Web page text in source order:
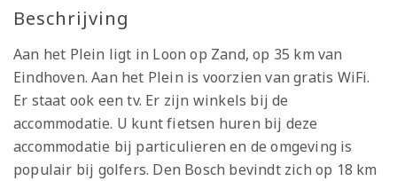
Beschrijving
Aan het Plein ligt in Loon op Zand, op 35 km van
Eindhoven. Aan het Plein is voorzien van gratis WiFi.
Er staat ook een tv. Er zijn winkels bij de
accommodatie. U kunt fietsen huren bij deze
accommodatie bij particulieren en de omgeving is
populair bij golfers. Den Bosch bevindt zich op 18 km